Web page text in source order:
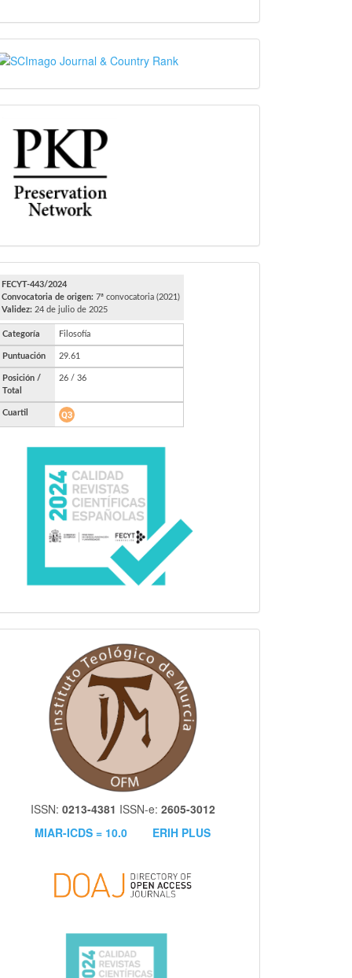
ISSN: 0213-4381 ISSN-e: 2605-3012
MIAR-ICDS = 10.0
ERIH PLUS